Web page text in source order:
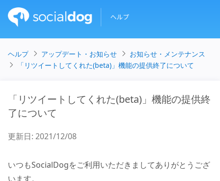
ヘルプ アップデート・お知らせ
お知らせ・メンテナンス
「リツイートしてくれた(beta)」機能の提供終了について
「リツイートしてくれた(beta)」機能の提供終
了について
更新日: 2021/12/08
いつもSocialDogをご利用いただきましてありがとうござ
います。